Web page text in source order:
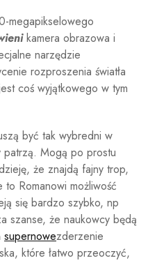
megapikselowego
kamera obrazowa i
narzędzie
rozproszenia światła
coś wyjątkowego w tym
być tak wybredni w
patrzą. Mogą po prostu
że znajdą fajny trop,
Romanowi możliwość
się bardzo szybko, np
szanse, że naukowcy będą
supernowezderzenie
które łatwo przeoczyć,